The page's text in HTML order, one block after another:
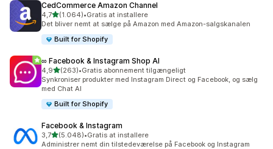
CedCommerce Amazon Channel
4,7ud af 5 stjerner
(1.064)
1064 anmeldelser i alt
•Gratis at installere
Det bliver nemt at sælge på Amazon med Amazon-salgskanalen
Built for Shopify
∞ Facebook & Instagram Shop AI
4,9ud af 5 stjerner
(263)
263 anmeldelser i alt
•Gratis abonnement tilgængeligt
Synkroniser produkter med Instagram Direct og Facebook, og sælg
med Chat AI
Built for Shopify
Facebook & Instagram
3,7ud af 5 stjerner
(5.048)
5048 anmeldelser i alt
•Gratis at installere
Administrer nemt din tilstedeværelse på Facebook og Instagram